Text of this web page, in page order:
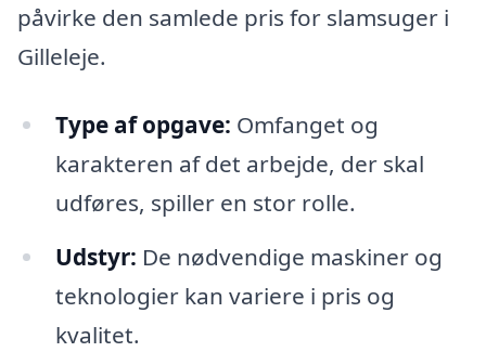
påvirke den samlede pris for slamsuger i
Gilleleje.
Type af opgave: Omfanget og
karakteren af det arbejde, der skal
udføres, spiller en stor rolle.
Udstyr: De nødvendige maskiner og
teknologier kan variere i pris og
kvalitet.